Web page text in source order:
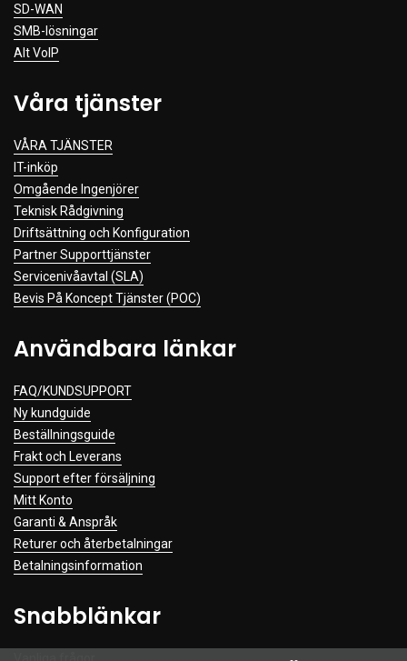
SD-WAN
SMB-lösningar
Alt VoIP
Våra tjänster
VÅRA TJÄNSTER
IT-inköp
Omgående Ingenjörer
Teknisk Rådgivning
Driftsättning och Konfiguration
Partner Supporttjänster
Servicenivåavtal (SLA)
Bevis På Koncept Tjänster (POC)
Användbara länkar
FAQ/KUNDSUPPORT
Ny kundguide
Beställningsguide
Frakt och Leverans
Support efter försäljning
Mitt Konto
Garanti & Anspråk
Returer och återbetalningar
Betalningsinformation
Snabblänkar